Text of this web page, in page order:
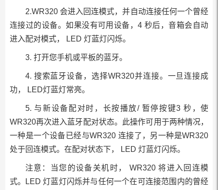
2.WR320 会进入回连模式，并自动连接任何一个曾经
连接过的设备。如果没有可用设备，4 秒后，音箱会自动
进入配对模式， LED 灯蓝灯闪烁。
3. 打开您手机或平板的蓝牙。
4. 搜索蓝牙设备，选择WR320并连接。一旦连接成
功， LED灯蓝灯常亮。
5. 与新设备配对时，长按播放/ 暂停按键3 秒，使
WR320再次进入蓝牙配对状态。此操作可用于两种情况，
一种是一个设备已经与WR320 连接了，另一种是WR320
处于回连模式。在配对状态下， LED 灯蓝灯闪烁。
注意：当您的设备关机时， WR320 将进入回连模
式。LED 灯蓝灯闪烁并与任何一个在可连接范围内的曾经